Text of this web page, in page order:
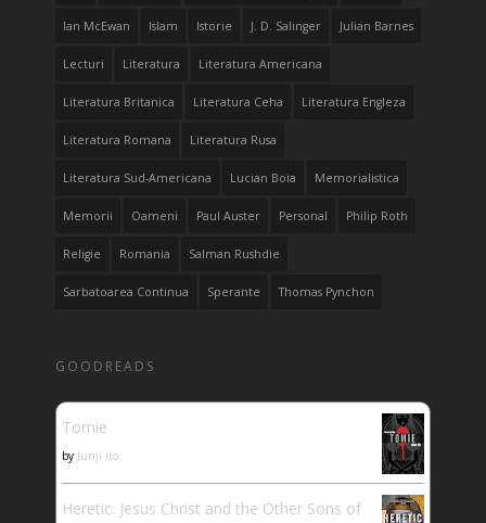
Ian McEwan Islam Istorie J. D. Salinger Julian Barnes
Lecturi Literatura Literatura Americana
Literatura Britanica Literatura Ceha Literatura Engleza
Literatura Romana Literatura Rusa
Literatura Sud-Americana Lucian Boia Memorialistica
Memorii Oameni Paul Auster Personal Philip Roth
Religie Romania Salman Rushdie
Sarbatoarea Continua Sperante Thomas Pynchon
GOODREADS
Tomie
by Junji Ito
Heretic: Jesus Christ and the Other Sons of